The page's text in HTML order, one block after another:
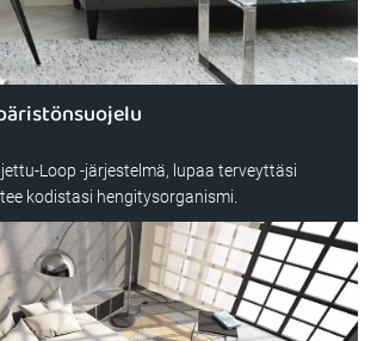
Loop -järjestelmä, lupaa terveyttäsi
kodistasi hengitysorganismi.